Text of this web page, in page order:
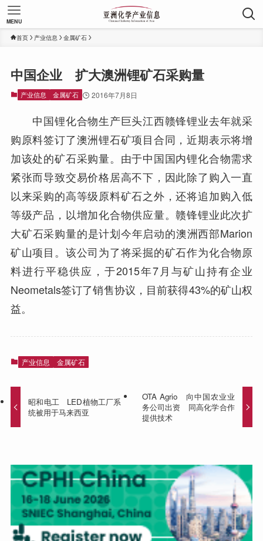
MENU
首页 产业信息 金属矿石
中国企业 扩大澳洲锂矿石采购量
产业信息 金属矿石 2016年7月8日
中国锂化合物生产巨头江西赣锋锂业去年就采
购原料签订了澳洲锂石矿项目合同，近期表示将增
加该处的矿石采购量。由于中国国内锂化合物需求
紧张而导致交易价格居高不下，因此除了购入一直
以来采购的高等级原料矿石之外，还将追加购入低
等级产品，以增加化合物供应量。赣锋锂业此次扩
大矿石采购量的是计划今年启动的澳洲西部Marion
矿山项目。该公司为了将采掘的矿石作为化合物原
料进行平稳供应，于2015年7月与矿山持有企业
Neometals签订了销售协议，目前获得43%的矿山权
益。
产业信息 金属矿石
昭和电工 LED植物工厂系
统被用于马来西亚
OTA Agrio 向中国农业业
务公司出资 同高化学合作
提供技术